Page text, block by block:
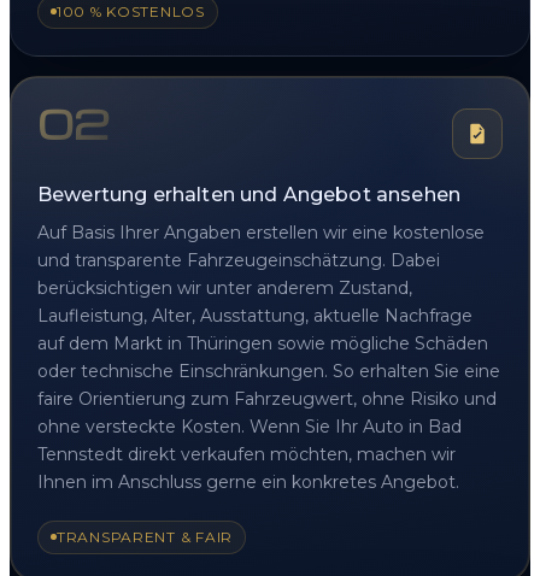
100 % KOSTENLOS
02
Bewertung erhalten und Angebot ansehen
Auf Basis Ihrer Angaben erstellen wir eine kostenlose
und transparente Fahrzeugeinschätzung. Dabei
berücksichtigen wir unter anderem Zustand,
Laufleistung, Alter, Ausstattung, aktuelle Nachfrage
auf dem Markt in Thüringen sowie mögliche Schäden
oder technische Einschränkungen. So erhalten Sie eine
faire Orientierung zum Fahrzeugwert, ohne Risiko und
ohne versteckte Kosten. Wenn Sie Ihr Auto in Bad
Tennstedt direkt verkaufen möchten, machen wir
Ihnen im Anschluss gerne ein konkretes Angebot.
TRANSPARENT & FAIR